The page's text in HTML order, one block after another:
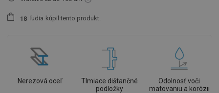
1 8 ľudia kúpil tento produkt.
Nerezová oceľ
Tlmiace dištančné
podložky
Odolnosť voči
matovaniu a korózii